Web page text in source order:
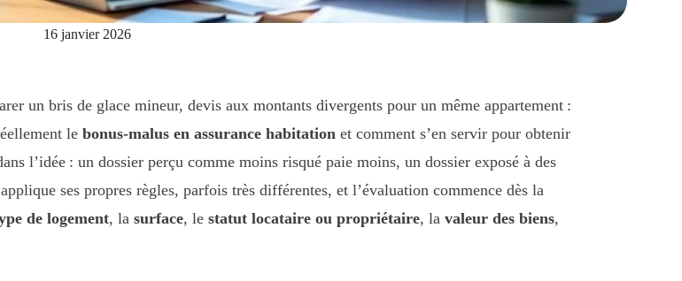
16 janvier 2026
un bris de glace mineur, devis aux montants divergents pour un même appartement :
le bonus-malus en assurance habitation et comment s’en servir pour obtenir
l’idée : un dossier perçu comme moins risqué paie moins, un dossier exposé à des
ses propres règles, parfois très différentes, et l’évaluation commence dès la
de logement, la surface, le statut locataire ou propriétaire, la valeur des biens,